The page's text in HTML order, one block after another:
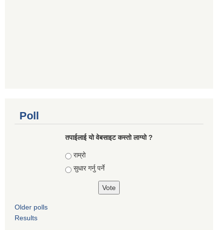
Poll
तपाई‌लाई यो वेबसाइट कस्तो लाग्यो ?
Choices
राम्रो
सुधार गर्नु पर्ने
Older polls
Results